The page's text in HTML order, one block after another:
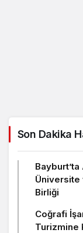
Son Dakika
Üniversite
Birliği
Coğrafi
Turizmine